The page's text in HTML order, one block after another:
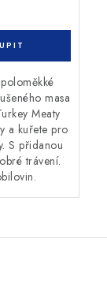
masa
Meaty
a kuřete pro
S přidanou
trávení.